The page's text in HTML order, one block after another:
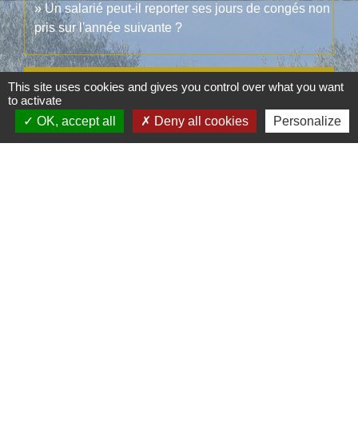
Un salarié peut-il reporter ses jours de congés non
pris sur l'année suivante ?
Et aussi
Congés payés
Travail - Formation
This site uses cookies and gives you control over what you want
to activate
OK, accept all
Deny all cookies Personalize